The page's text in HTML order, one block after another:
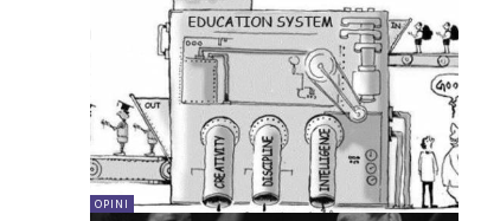
OPINI